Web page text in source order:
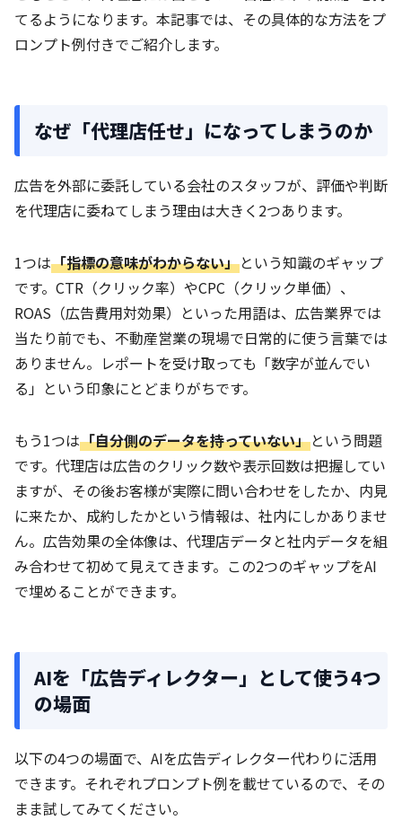
てるようになります。本記事では、その具体的な方法をプ
ロンプト例付きでご紹介します。
なぜ「代理店任せ」になってしまうのか
広告を外部に委託している会社のスタッフが、評価や判断
を代理店に委ねてしまう理由は大きく2つあります。
1つは「指標の意味がわからない」という知識のギャップ
です。CTR（クリック率）やCPC（クリック単価）、
ROAS（広告費用対効果）といった用語は、広告業界では
当たり前でも、不動産営業の現場で日常的に使う言葉では
ありません。レポートを受け取っても「数字が並んでい
る」という印象にとどまりがちです。
もう1つは「自分側のデータを持っていない」という問題
です。代理店は広告のクリック数や表示回数は把握してい
ますが、その後お客様が実際に問い合わせをしたか、内見
に来たか、成約したかという情報は、社内にしかありませ
ん。広告効果の全体像は、代理店データと社内データを組
み合わせて初めて見えてきます。この2つのギャップをAI
で埋めることができます。
AIを「広告ディレクター」として使う4つ
の場面
以下の4つの場面で、AIを広告ディレクター代わりに活用
できます。それぞれプロンプト例を載せているので、その
まま試してみてください。